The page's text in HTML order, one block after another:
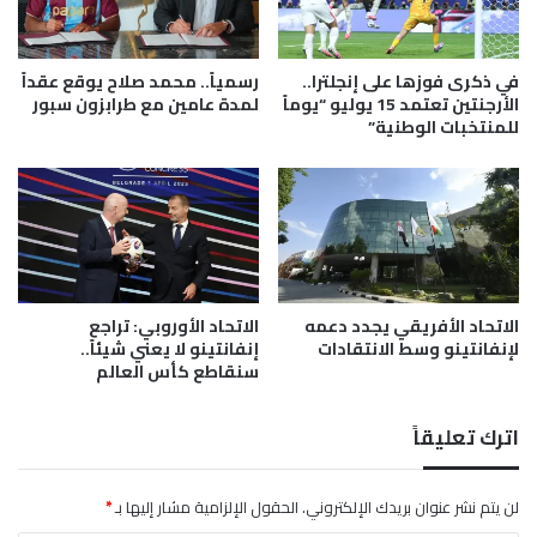
ع
ل
م
ت
ه
ن
ا
ل
ه
ن
د
ا
ب
م
ر
ا
ع
ة
ط
ر
د
ب
ا
ل
و
ن
.
.
و
في ذكرى فوزها على إنجلترا..
الأرجنتين تعتمد 15 يوليو “يوماً
للمنتخبات الوطنية”
رسمياً.. محمد صلاح يوقع عقداً
لمدة عامين مع طرابزون سبور
الاتحاد الأفريقي يجدد دعمه
لإنفانتينو وسط الانتقادات
الاتحاد الأوروبي: تراجع
إنفانتينو لا يعني شيئاً..
سنقاطع كأس العالم
اترك تعليقاً
لن يتم نشر عنوان بريدك الإلكتروني.الحقول الإلزامية مشار إليها بـ*